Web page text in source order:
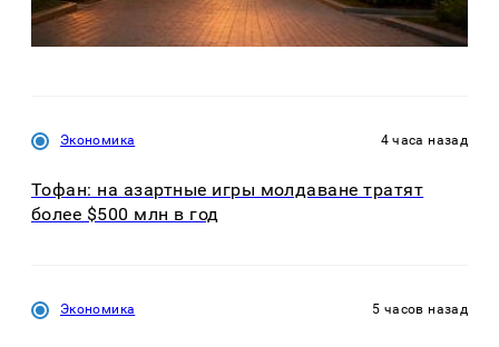
Экономика 4 часа назад
Тофан: на азартные игры молдаване тратят
более $500 млн в год
Экономика 5 часов назад